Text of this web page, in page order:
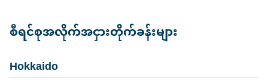
စီရင်စုအလိုက်အငှားတိုက်ခန်းများ
Hokkaido